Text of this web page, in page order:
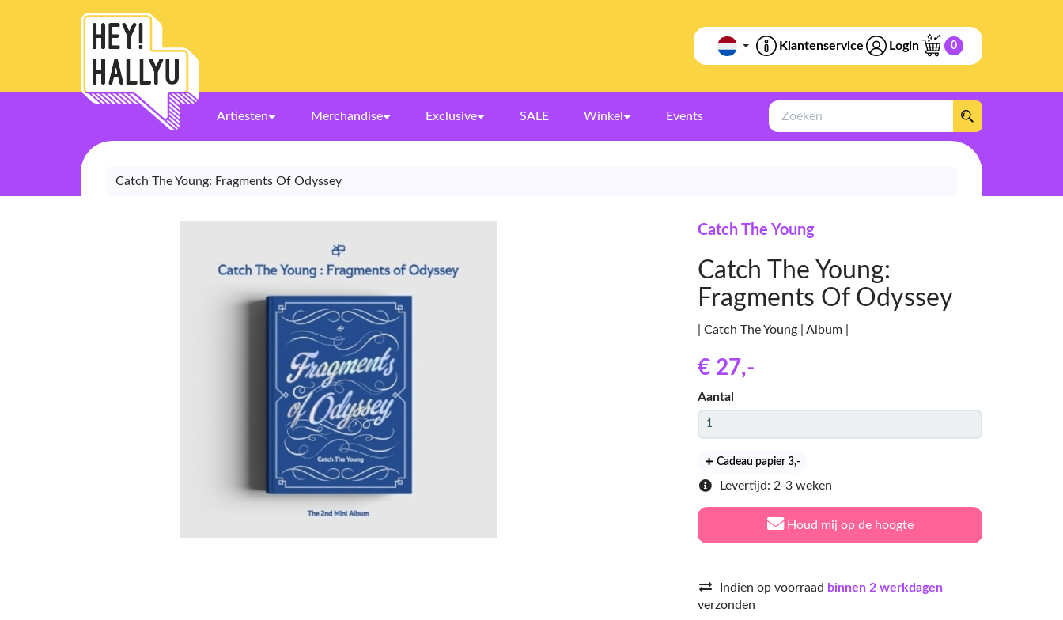
Klantenservice Login 0
Artiesten Merchandise Exclusive SALE Winkel Events
Zoeken
Catch The Young: Fragments Of Odyssey
Catch The Young
Catch The Young:
Fragments Of Odyssey
| Catch The Young | Album |
€ 27,-
Aantal
Cadeau papier 3,-
Levertijd: 2-3 weken
Houd mij op de hoogte
Indien op voorraad binnen 2 werkdagen
verzonden